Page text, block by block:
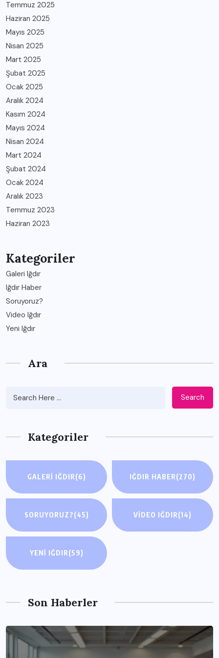
Temmuz 2025
Haziran 2025
Mayıs 2025
Nisan 2025
Mart 2025
Şubat 2025
Ocak 2025
Aralık 2024
Kasım 2024
Mayıs 2024
Nisan 2024
Mart 2024
Şubat 2024
Ocak 2024
Aralık 2023
Temmuz 2023
Haziran 2023
Kategoriler
Galeri Iğdır
Iğdır Haber
Soruyoruz?
Video Iğdır
Yeni Iğdır
Ara
Search
Kategoriler
GALERI IĞDIR(6) IĞDIR HABER(270)
SORUYORUZ?(45) VIDEO IĞDIR(14)
YENI IĞDIR(59)
Son Haberler